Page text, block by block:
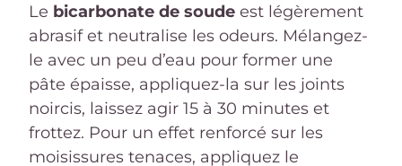
Le bicarbonate de soude est légèrement
abrasif et neutralise les odeurs. Mélangez-
le avec un peu d’eau pour former une
pâte épaisse, appliquez-la sur les joints
noircis, laissez agir 15 à 30 minutes et
frottez. Pour un effet renforcé sur les
moisissures tenaces, appliquez le